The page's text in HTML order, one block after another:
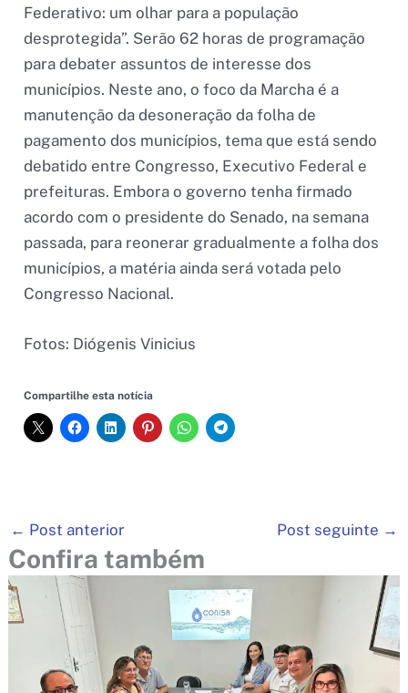
Federativo: um olhar para a população
desprotegida”. Serão 62 horas de programação
para debater assuntos de interesse dos
municípios. Neste ano, o foco da Marcha é a
manutenção da desoneração da folha de
pagamento dos municípios, tema que está sendo
debatido entre Congresso, Executivo Federal e
prefeituras. Embora o governo tenha firmado
acordo com o presidente do Senado, na semana
passada, para reonerar gradualmente a folha dos
municípios, a matéria ainda será votada pelo
Congresso Nacional.
Fotos: Diógenis Vinicius
Compartilhe esta notícia
← Post anterior Post seguinte →
Confira também